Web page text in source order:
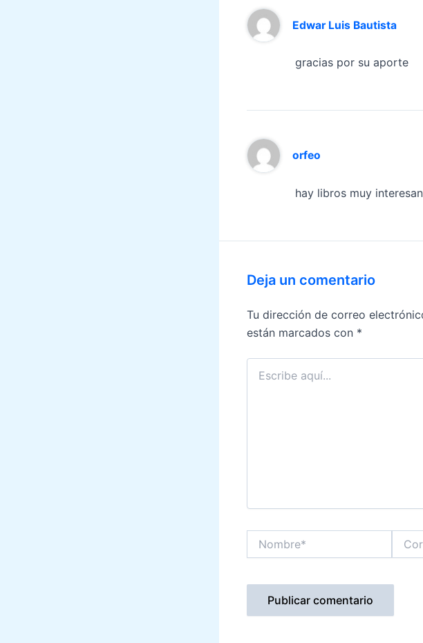
Edwar Luis Bautista
gracias por su aporte
orfeo
hay libros muy
Deja un comentario
Tu dirección de correo
están marcados con *
Escribe
aquí...